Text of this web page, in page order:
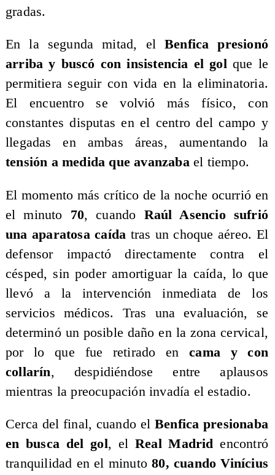
gradas.
En la segunda mitad, el Benfica presionó
arriba y buscó con insistencia el gol que le
permitiera seguir con vida en la eliminatoria.
El encuentro se volvió más físico, con
constantes disputas en el centro del campo y
llegadas en ambas áreas, aumentando la
tensión a medida que avanzabael tiempo.
El momento más crítico de la noche ocurrió en
el minuto 70, cuando Raúl Asencio sufrió
una aparatosa caída tras un choque aéreo. El
defensor impactó directamente contra el
césped, sin poder amortiguar la caída, lo que
llevó a la intervención inmediata de los
servicios médicos. Tras una evaluación, se
determinó un posible daño en la zona cervical,
por lo que fue retirado encama y con
collarín, despidiéndose entre aplausos
mientras la preocupación invadía el estadio.
Cerca del final, cuando el Benfica presionaba
en busca del gol, el Real Madridencontró
tranquilidad en el minuto80, cuando Vinícius